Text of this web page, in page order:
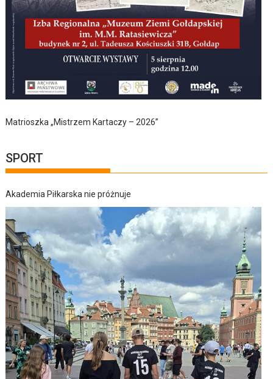
Matrioszka „Mistrzem Kartaczy – 2026”
SPORT
Akademia Piłkarska nie próżnuje